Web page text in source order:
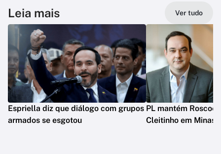
Leia mais Ver tudo
Espriella diz que diálogo com grupos
armados se esgotou
PL mantém Roscoe
Cleitinho em Minas